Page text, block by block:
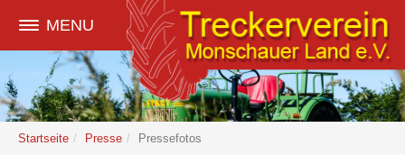
MENU
Startseite Presse Pressefotos